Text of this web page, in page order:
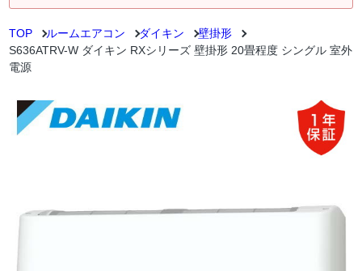
TOP ルームエアコン ダイキン
壁掛形
S636ATRV-W ダイキン RXシリーズ 壁掛形 20畳程度 シングル 室外
電源